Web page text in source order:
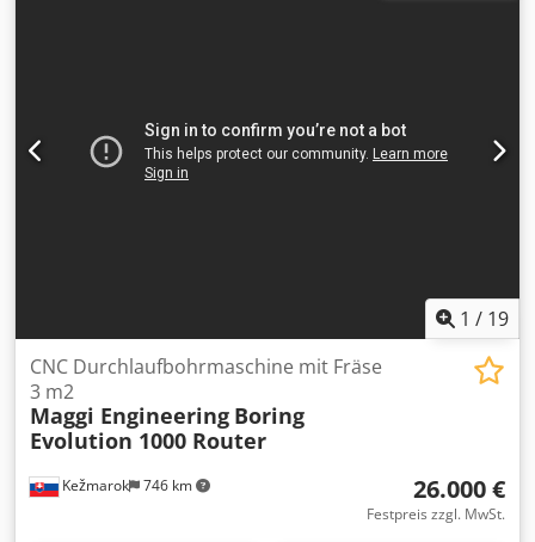
x 800 mm, 16 vertikale Bohrstationen, 1 Nutsäge, 2
Fräsaggregate, Stützplattenhandrad und
Hydraulikaggregat. Im Jahr 2016 wurde auf Linux CNC 3D
1 / 19
Kežmarok 746 km
CNC Durchlaufbohrmaschine mit Fräse
3 m2
Maggi Engineering Boring
Evolution 1000 Router
26.000 €
Festpreis zzgl. MwSt.